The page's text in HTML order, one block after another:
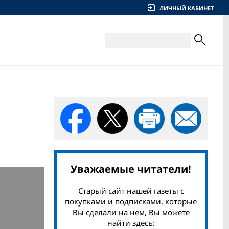
Уважаемые читатели!
Старый сайт нашей газеты с
покупками и подписками, которые
Вы сделали на нем, Вы можете
найти здесь:
ЛИЧНЫЙ КАБИНЕТ